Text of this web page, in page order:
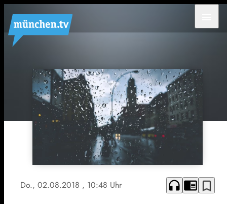
Do., 02.08.2018 , 10:48 Uhr headphones chrome_reader_mode bookmark_border